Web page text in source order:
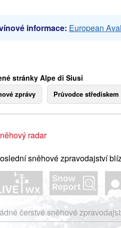
informace: European
stránky Alpe di Siusi
zprávy Průvodce střediskem
radar
sněhové zpravodajství
čerstvé sněhové